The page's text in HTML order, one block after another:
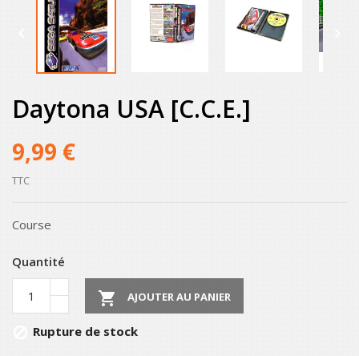
Daytona USA [C.C.E.]
9,99 €
TTC
Course
Quantité
 AJOUTER AU PANIER
Rupture de stock